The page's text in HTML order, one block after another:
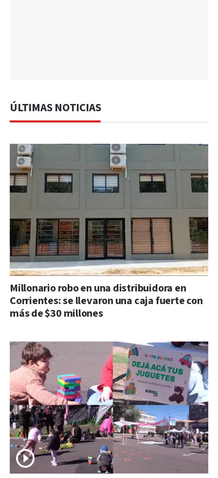
ÚLTIMAS NOTICIAS
Millonario robo en una distribuidora en
Corrientes: se llevaron una caja fuerte con
más de $30 millones